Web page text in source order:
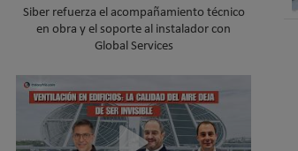
Siber refuerza el acompañamiento técnico
en obra y el soporte al instalador con
Global Services